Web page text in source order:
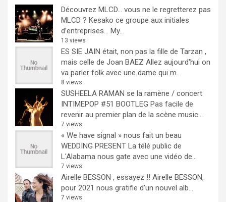
Découvrez MLCD… vous ne le regretterez pas
MLCD ? Kesako ce groupe aux initiales
d’entreprises… My...
13 views
ES SIE JAIN était, non pas la fille de Tarzan ,
mais celle de Joan BAEZ Allez aujourd'hui on
va parler folk avec une dame qui m...
8 views
SUSHEELA RAMAN se la ramène / concert
INTIMEPOP #51 BOOTLEG Pas facile de
revenir au premier plan de la scène music...
7 views
« We have signal » nous fait un beau
WEDDING PRESENT La télé public de
L'Alabama nous gate avec une vidéo de...
7 views
Airelle BESSON , essayez !! Airelle BESSON,
pour 2021 nous gratifie d'un nouvel alb...
7 views